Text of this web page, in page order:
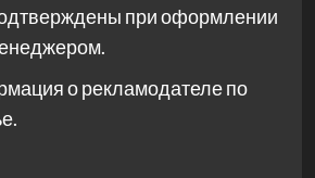
при оформлении
о рекламодателе по